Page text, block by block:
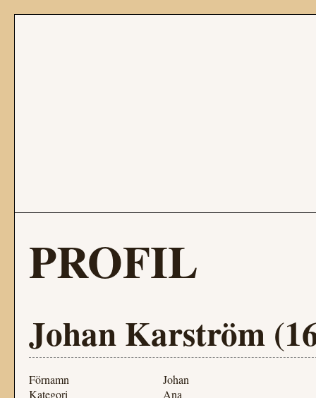
PROFIL
Johan Karström
Förnamn
Johan
Kategori
Ana